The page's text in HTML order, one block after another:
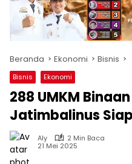
Beranda Ekonomi Bisnis
Bisnis Ekonomi
288 UMKM
Jatimbalinus
Aly
2 Min Baca
21 Mei 2025